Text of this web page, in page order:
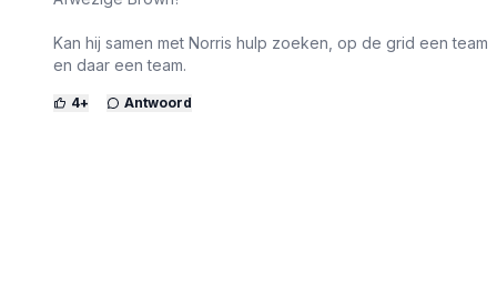
Kan hij samen met Norris hulp zoeken, op de grid een team
en daar een team.
4+ Antwoord